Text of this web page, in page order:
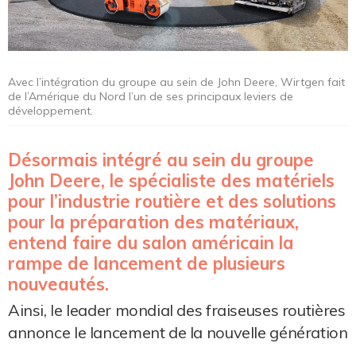
Avec l’intégration du groupe au sein de John Deere, Wirtgen fait
de l’Amérique du Nord l’un de ses principaux leviers de
développement.
Désormais intégré au sein du groupe
John Deere, le spécialiste des matériels
pour l’industrie routière et des solutions
pour la préparation des matériaux,
entend faire du salon américain la
rampe de lancement de plusieurs
nouveautés.
Ainsi, le leader mondial des fraiseuses routières
annonce le lancement de la nouvelle génération